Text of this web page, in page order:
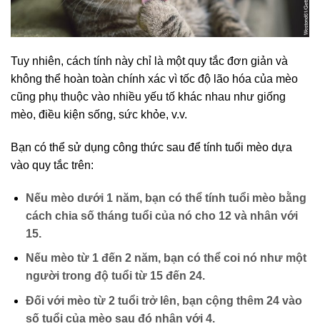
Tuy nhiên, cách tính này chỉ là một quy tắc đơn giản và
không thể hoàn toàn chính xác vì tốc độ lão hóa của mèo
cũng phụ thuộc vào nhiều yếu tố khác nhau như giống
mèo, điều kiện sống, sức khỏe, v.v.
Bạn có thể sử dụng công thức sau để tính tuổi mèo dựa
vào quy tắc trên:
Nếu mèo dưới 1 năm, bạn có thể tính tuổi mèo bằng
cách chia số tháng tuổi của nó cho 12 và nhân với
15.
Nếu mèo từ 1 đến 2 năm, bạn có thể coi nó như một
người trong độ tuổi từ 15 đến 24.
Đối với mèo từ 2 tuổi trở lên, bạn cộng thêm 24 vào
số tuổi của mèo sau đó nhân với 4.